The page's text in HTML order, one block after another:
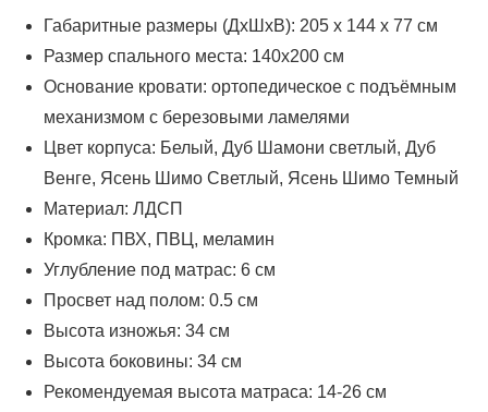
Габаритные размеры (ДхШхВ): 205 х 144 х 77 см
Размер спального места: 140х200 см
Основание кровати: ортопедическое с подъёмным
механизмом с березовыми ламелями
Цвет корпуса: Белый, Дуб Шамони светлый, Дуб
Венге, Ясень Шимо Светлый, Ясень Шимо Темный
Материал: ЛДСП
Кромка: ПВХ, ПВЦ, меламин
Углубление под матрас: 6 см
Просвет над полом: 0.5 см
Высота изножья: 34 см
Высота боковины: 34 см
Рекомендуемая высота матраса: 14-26 см